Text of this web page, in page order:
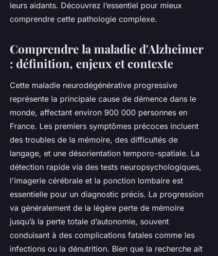
leurs aidants. Découvrez l’essentiel pour mieux
comprendre cette pathologie complexe.
Comprendre la maladie d'Alzheimer
: définition, enjeux et contexte
Cette maladie neurodégénérative progressive
représente la principale cause de démence dans le
monde, affectant environ 900 000 personnes en
France. Les premiers symptômes précoces incluent
des troubles de la mémoire, des difficultés de
langage, et une désorientation temporo-spatiale. La
détection rapide via des tests neuropsychologiques,
l'imagerie cérébrale et la ponction lombaire est
essentielle pour un diagnostic précis. La progression
va généralement de la légère perte de mémoire
jusqu’à la perte totale d’autonomie, souvent
conduisant à des complications fatales comme les
infections ou la dénutrition. Bien que la recherche ait